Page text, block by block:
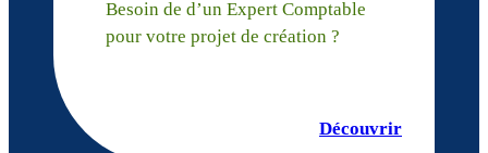
Besoin de d’un Expert Comptable
pour votre projet de création ?
Découvrir